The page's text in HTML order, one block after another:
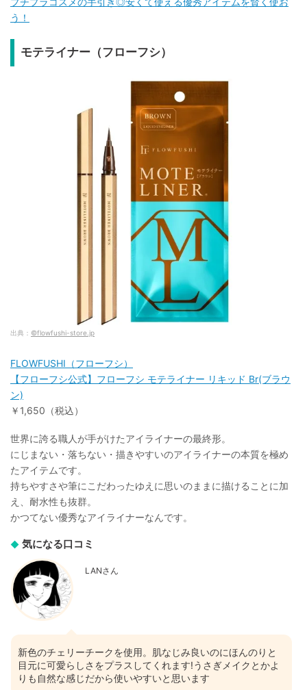
う！
モテライナー（フローフシ）
出典： ©flowfushi-store.jp
FLOWFUSHI（フローフシ）
【フローフシ公式】フローフシ モテライナー リキッド Br(ブラウ
ン)
￥1,650（税込）
世界に誇る職人が手がけたアイライナーの最終形。
にじまない・落ちない・描きやすいのアイライナーの本質を極め
たアイテムです。
持ちやすさや筆にこだわったゆえに思いのままに描けることに加
え、耐水性も抜群。
かつてない優秀なアイライナーなんです。
気になる口コミ
LANさん
新色のチェリーチークを使用。肌なじみ良いのにほんのりと
目元に可愛らしさをプラスしてくれます!うさぎメイクとかよ
りも自然な感じだから使いやすいと思います